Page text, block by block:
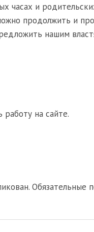
часах и
продолжить и
нашим
на сайте.
Обязательные